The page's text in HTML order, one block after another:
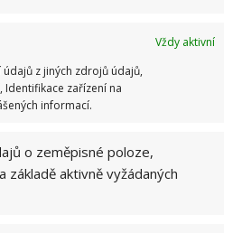
Vždy aktivní
z jiných zdrojů údajů,
Identifikace zařízení na
informací.
o zeměpisné poloze,
základě aktivně vyžádaných
poletí o domácnost dále. Kromě
odpudí i citron s hřebíčkem
přípravě nebudou letní horka
i zatemňování a načasované